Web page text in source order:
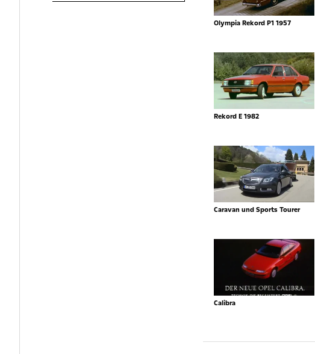
Olympia Rekord P1 1957
Rekord E 1982
Caravan und Sports Tourer
Calibra